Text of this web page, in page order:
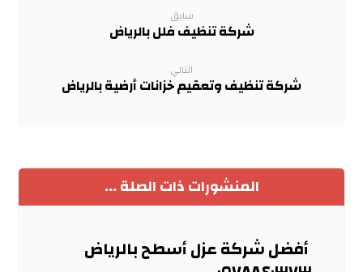
سابق
شركة تنظيف فلل بالرياض
التالي
شركة تنظيف وتعقيم خزانات أرضية بالرياض
المنشورات ذات الصلة ...
أفضل شركة عزل أسطح بالرياض